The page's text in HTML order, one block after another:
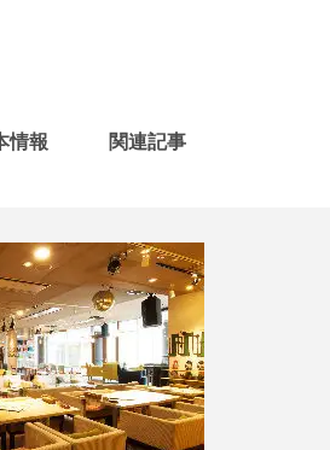
情報 関連記事